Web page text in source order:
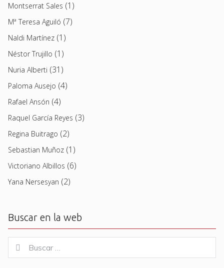
Montserrat Sales (1)
Mª Teresa Aguiló (7)
Naldi Martínez (1)
Néstor Trujillo (1)
Nuria Alberti (31)
Paloma Ausejo (4)
Rafael Ansón (4)
Raquel García Reyes (3)
Regina Buitrago (2)
Sebastian Muñoz (1)
Victoriano Albillos (6)
Yana Nersesyan (2)
Buscar en la web
for:
Buscar